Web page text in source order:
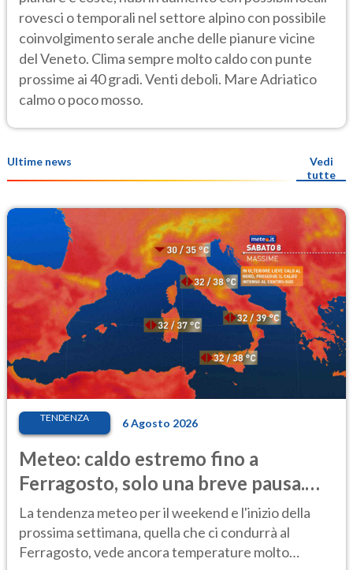
rovesci o temporali nel settore alpino con possibile
coinvolgimento serale anche delle pianure vicine
del Veneto. Clima sempre molto caldo con punte
prossime ai 40 gradi. Venti deboli. Mare Adriatico
calmo o poco mosso.
Ultime news
Vedi
tutte
TENDENZA 6 Agosto 2026
Meteo: caldo estremo fino a
Ferragosto, solo una breve pausa.
Ecco dove
La tendenza meteo per il weekend e l'inizio della
prossima settimana, quella che ci condurrà al
Ferragosto, vede ancora temperature molto